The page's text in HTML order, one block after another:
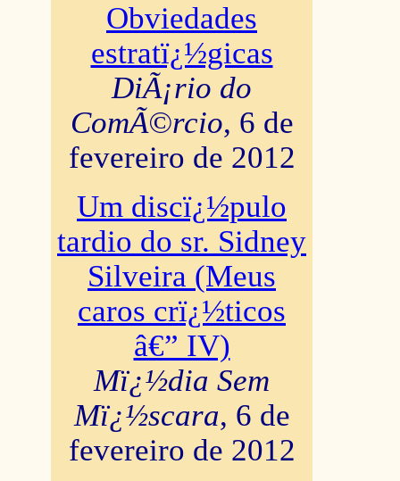
Obviedades
estratï¿½gicas
DiÃ¡rio do
ComÃ©rcio, 6 de
fevereiro de 2012
Um discï¿½pulo
tardio do sr. Sidney
Silveira (Meus
caros crï¿½ticos
â€” IV)
Mï¿½dia Sem
Mï¿½scara, 6 de
fevereiro de 2012